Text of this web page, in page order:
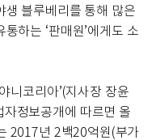
생 블루베리를 통해 많은
하는 ‘판매원’에게도 소
니코리아’(지사장 장윤
정보공개에 따르면 올
2017년 2백20억원(부가